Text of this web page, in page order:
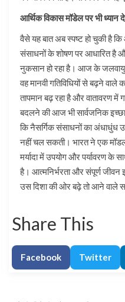
आर्थिक विकास मॉडेल पर भी ध्यान दे
वैसे यह बात अब स्पष्ट हो चुकी है
संसाधनों के शोषण पर आधारित है
नुकसान हो रहा है। आज के जलवायु
वह मानवी गतिविधियों से बढ़ने
तापमान बढ़ रहा है और वातावरण
बदलने की आज भी सार्वजनिक इच्छा
कि नैसर्गिक संसाधनों का अंधाधुंध
नहीं चल सकती। भारत ने एक
मर्यादा में उपयोग और पर्यावरण के
है। आत्मनिर्भरता और संपूर्ण
उस दिशा की ओर बढ़े तो आने
Share This
Facebook Twitter